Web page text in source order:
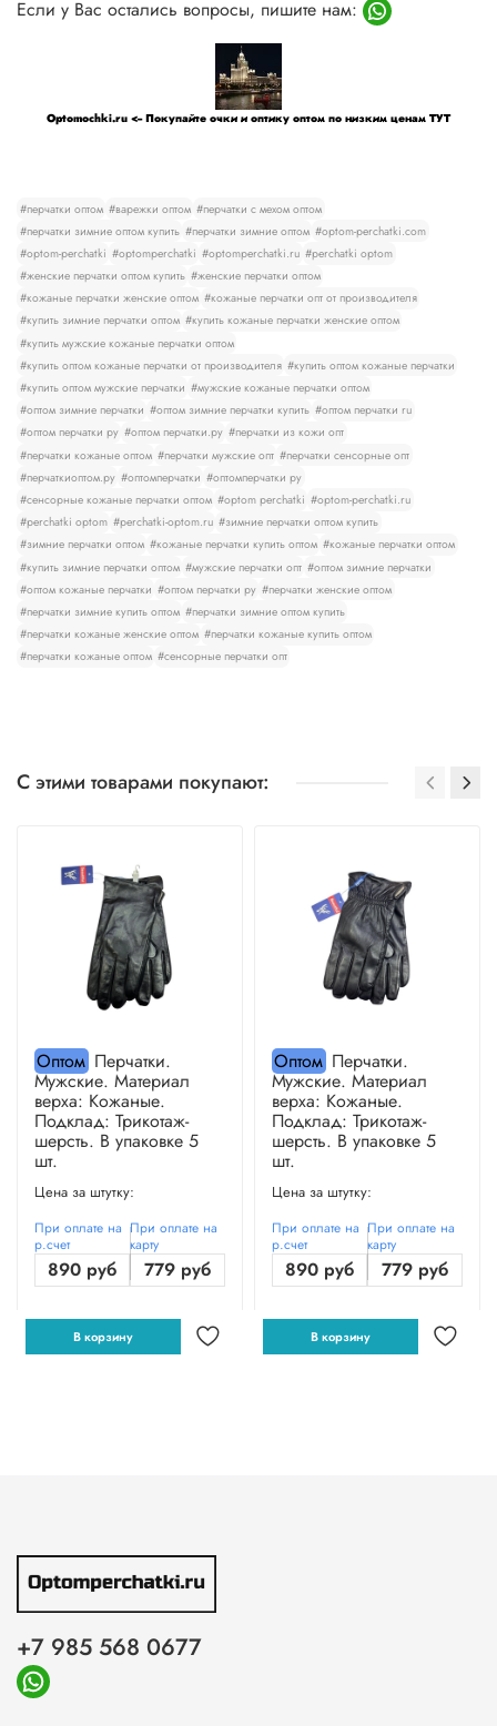
Если у Вас остались вопросы, пишите нам:
Optomochki.ru <-- Покупайте очки и оптику оптом по низким ценам ТУТ
#перчатки оптом #варежки оптом #перчатки с мехом оптом
#перчатки зимние оптом купить #перчатки зимние оптом #optom-perchatki.com
#optom-perchatki #optomperchatki #optomperchatki.ru #perchatki optom
#женские перчатки оптом купить #женские перчатки оптом
#кожаные перчатки женские оптом #кожаные перчатки опт от производителя
#купить зимние перчатки оптом #купить кожаные перчатки женские оптом
#купить мужские кожаные перчатки оптом
#купить оптом кожаные перчатки от производителя #купить оптом кожаные перчатки
#купить оптом мужские перчатки #мужские кожаные перчатки оптом
#оптом зимние перчатки #оптом зимние перчатки купить #оптом перчатки ru
#оптом перчатки ру #оптом перчатки.ру #перчатки из кожи опт
#перчатки кожаные оптом #перчатки мужские опт #перчатки сенсорные опт
#перчаткиоптом.ру #оптомперчатки #оптомперчатки ру
#сенсорные кожаные перчатки оптом #optom perchatki #optom-perchatki.ru
#perchatki optom #perchatki-optom.ru #зимние перчатки оптом купить
#зимние перчатки оптом #кожаные перчатки купить оптом #кожаные перчатки оптом
#купить зимние перчатки оптом #мужские перчатки опт #оптом зимние перчатки
#оптом кожаные перчатки #оптом перчатки ру #перчатки женские оптом
#перчатки зимние купить оптом #перчатки зимние оптом купить
#перчатки кожаные женские оптом #перчатки кожаные купить оптом
#перчатки кожаные оптом #сенсорные перчатки опт
С этими товарами покупают:
ОптомПерчатки.
Мужские. Материал
верха: Кожаные.
Подклад: Трикотаж-
шерсть. В упаковке 5
шт.
Цена за штутку:
При оплате на
р.счет
890 руб
При оплате на
карту
779 руб
В корзину
ОптомПерчатки.
Мужские. Материал
верха: Кожаные.
Подклад: Трикотаж-
шерсть. В упаковке 5
шт.
Цена за штутку:
При оплате на
р.счет
890 руб
При оплате на
карту
779 руб
В корзину
+7 985 568 0677